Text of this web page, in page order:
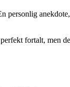
personlig
fortalt, men